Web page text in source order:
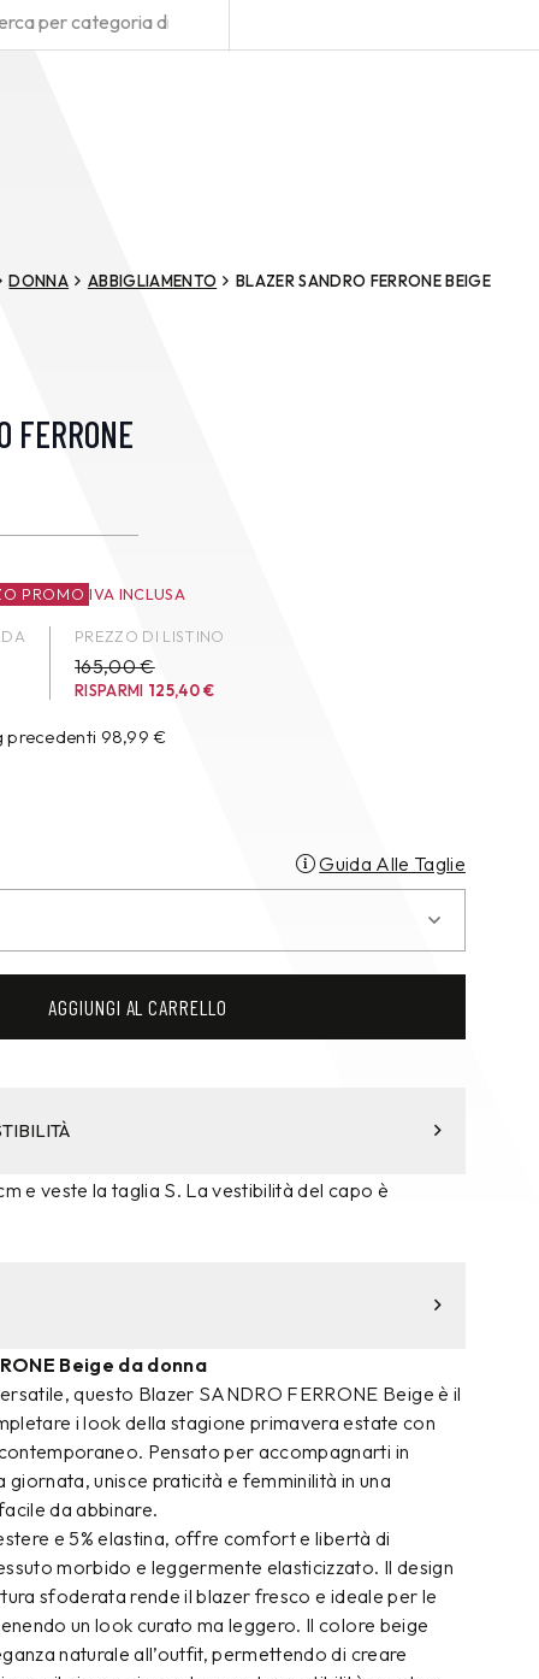
DONNA ABBIGLIAMENTO BLAZER SANDRO FERRONE BEIGE
FERRONE
PROMO IVA INCLUSA
PREZZO DI LISTINO
165,00 €
RISPARMI 125,40€
precedenti 98,99€
Guida Alle Taglie
AGGIUNGI AL CARRELLO
e veste la taglia S. La vestibilità del capo è
Beige da donna
questo Blazer SANDRO FERRONE Beige è il
i look della stagione primavera estate con
Pensato per accompagnarti in
giornata, unisce praticità e femminilità in una
da abbinare.
e 5% elastina, offre comfort e libertà di
morbido e leggermente elasticizzato. Il design
sfoderata rende il blazer fresco e ideale per le
un look curato ma leggero. Il colore beige
naturale all’outfit, permettendo di creare